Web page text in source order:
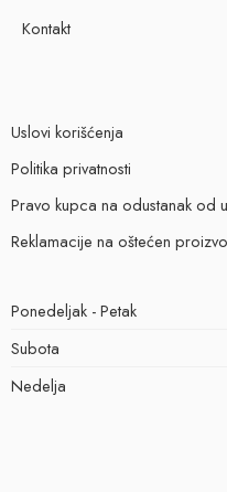
Kontakt
Uslovi korišćenja
Politika privatnosti
Pravo kupca na odustanak od
Reklamacije na oštećen
Ponedeljak - Petak
Subota
Nedelja